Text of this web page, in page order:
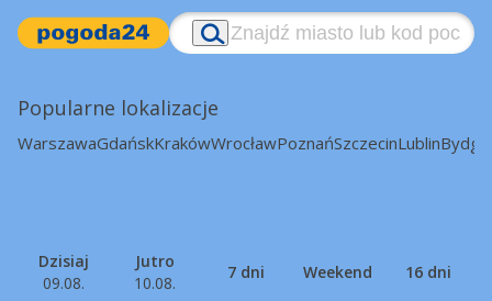
Popularne lokalizacje
WarszawaGdańskKrakówWrocławPoznańSzczecinLublin
Dzisiaj
09.08.
Jutro
10.08.
7 dni Weekend 16 dni